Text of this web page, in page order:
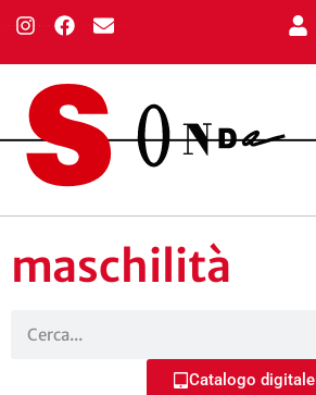
maschilità
Catalogo digitale